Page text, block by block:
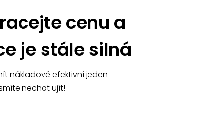
cenu a
je stále silná
nákladově efektivní jeden
nechat ujít!